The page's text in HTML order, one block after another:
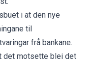
i at den nye
til
frå bankane.
det motsette blei det